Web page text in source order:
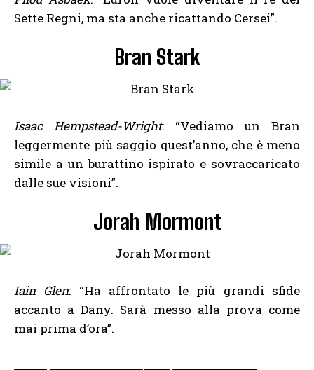
Sette Regni, ma sta anche ricattando Cersei”.
Bran Stark
Isaac Hempstead-Wright: “Vediamo un Bran
leggermente più saggio quest’anno, che è meno
simile a un burattino ispirato e sovraccaricato
dalle sue visioni”.
Jorah Mormont
Iain Glen: “Ha affrontato le più grandi sfide
accanto a Dany. Sarà messo alla prova come
mai prima d’ora”.